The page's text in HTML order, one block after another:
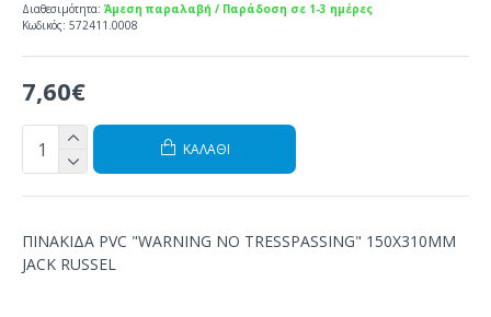
7,60€
Διαθεσιμότητα: Άμεση παραλαβή / Παράδοση σε 1-3 ημέρες
Κωδικός: 572411.0008
ΚΑΛΆΘΙ
ΠΙΝΑΚΙΔΑ PVC "WARNING ΝΟ TRESSPASSING" 150Χ310ΜΜ
JACK RUSSEL